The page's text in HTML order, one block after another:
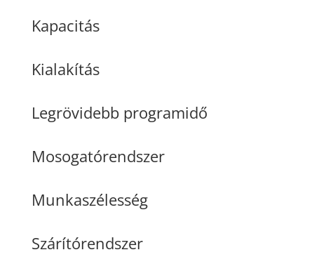
Kapacitás
Kialakítás
Legrövidebb programidő
Mosogatórendszer
Munkaszélesség
Szárítórendszer